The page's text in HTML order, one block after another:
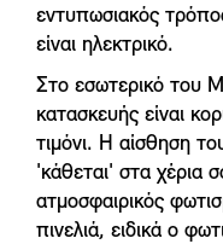
εντυπωσιακός
είναι ηλεκτρικό.
Στο εσωτερικό του
κατασκευής είναι
τιμόνι. Η αίσθηση
'κάθεται' στα χέρια
ατμοσφαιρικός
πινελιά, ειδικά ο